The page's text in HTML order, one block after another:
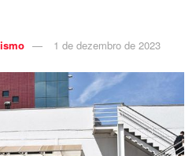
1 de dezembro de 2023